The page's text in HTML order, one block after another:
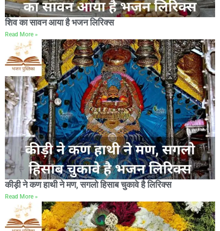
शिव का सावन आया है भजन लिरिक्स
Read More »
कीड़ी ने कण हाथी ने मण, सगलो हिसाब चुकावे है लिरिक्स
Read More »